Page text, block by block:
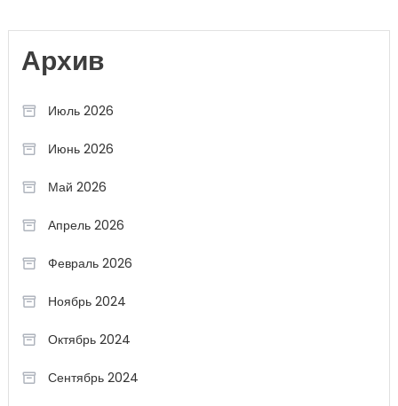
Архив
Июль 2026
Июнь 2026
Май 2026
Апрель 2026
Февраль 2026
Ноябрь 2024
Октябрь 2024
Сентябрь 2024